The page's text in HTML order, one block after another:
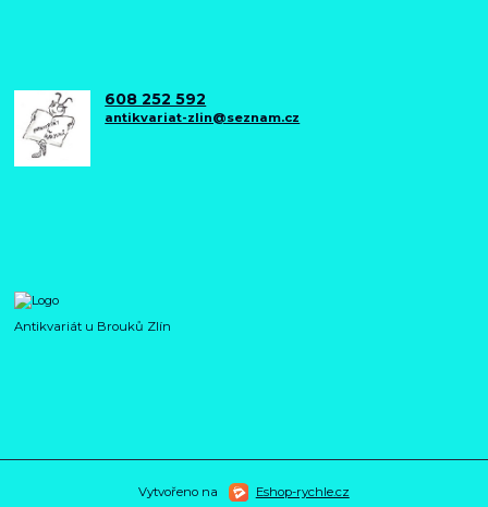
608 252 592
antikvariat-zlin@seznam.cz
Antikvariát u Brouků Zlín
Vytvořeno na Eshop-rychle.cz